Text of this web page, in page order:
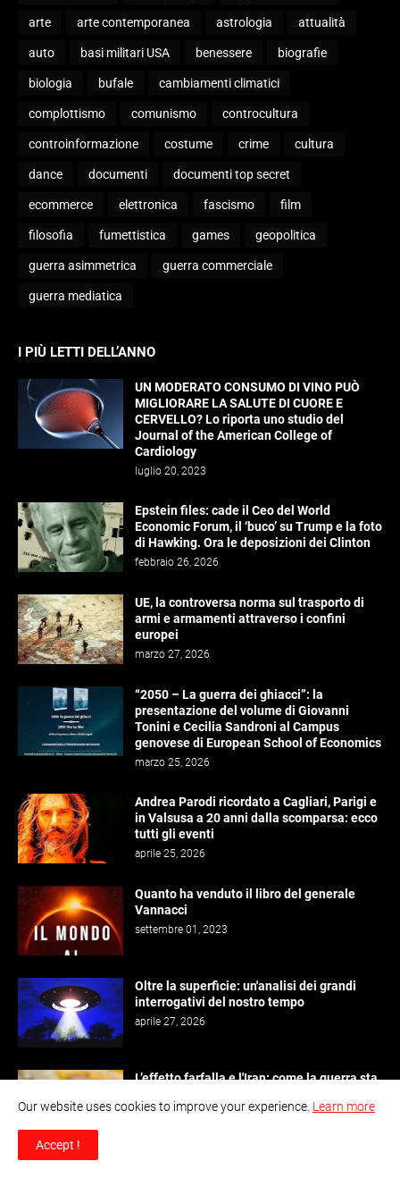
arte arte contemporanea astrologia attualità
auto basi militari USA benessere biografie
biologia bufale cambiamenti climatici
complottismo comunismo controcultura
controinformazione costume crime cultura
dance documenti documenti top secret
ecommerce elettronica fascismo film
filosofia fumettistica games geopolitica
guerra asimmetrica guerra commerciale
guerra mediatica
I PIÙ LETTI DELL’ANNO
UN MODERATO CONSUMO DI VINO PUÒ
MIGLIORARE LA SALUTE DI CUORE E
CERVELLO? Lo riporta uno studio del
Journal of the American College of
Cardiology
luglio 20, 2023
Epstein files: cade il Ceo del World
Economic Forum, il ‘buco’ su Trump e la foto
di Hawking. Ora le deposizioni dei Clinton
febbraio 26, 2026
UE, la controversa norma sul trasporto di
armi e armamenti attraverso i confini
europei
marzo 27, 2026
“2050 – La guerra dei ghiacci”: la
presentazione del volume di Giovanni
Tonini e Cecilia Sandroni al Campus
genovese di European School of Economics
marzo 25, 2026
Andrea Parodi ricordato a Cagliari, Parigi e
in Valsusa a 20 anni dalla scomparsa: ecco
tutti gli eventi
aprile 25, 2026
Quanto ha venduto il libro del generale
Vannacci
settembre 01, 2023
Oltre la superficie: un'analisi dei grandi
interrogativi del nostro tempo
aprile 27, 2026
L’effetto farfalla e l'Iran: come la guerra sta
mondiale
Our website uses cookies to improve your experience. Learn more
Accept !